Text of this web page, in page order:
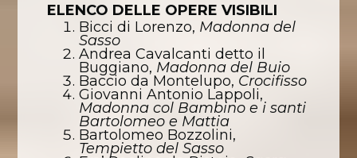
ELENCO DELLE OPERE VISIBILI
Bicci di Lorenzo, Madonna del
Sasso
Andrea Cavalcanti detto il
Buggiano, Madonna del Buio
Baccio da Montelupo, Crocifisso
Giovanni Antonio Lappoli,
Madonna col Bambino e i santi
Bartolomeo e Mattia
Bartolomeo Bozzolini,
Tempietto del Sasso